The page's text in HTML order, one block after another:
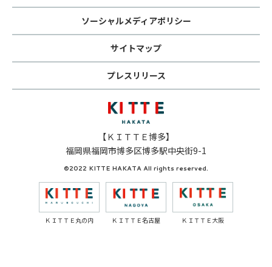
ソーシャルメディアポリシー
サイトマップ
プレスリリース
【ＫＩＴＴＥ博多】
福岡県福岡市博多区博多駅中央街9-1
©2022 KITTE HAKATA All rights reserved.
ＫＩＴＴＥ丸の内 ＫＩＴＴＥ名古屋 ＫＩＴＴＥ大阪